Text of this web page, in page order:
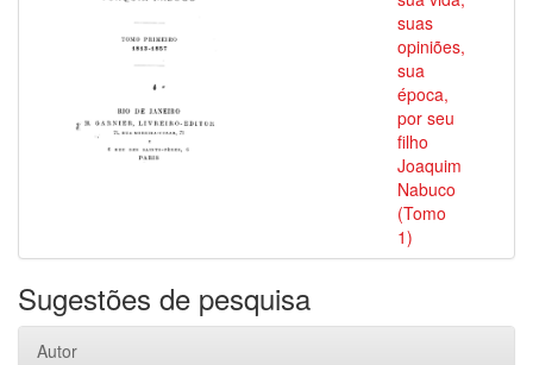
suas
opiniões,
sua
época,
por seu
filho
Joaquim
Nabuco
(Tomo
1)
Sugestões de pesquisa
Autor